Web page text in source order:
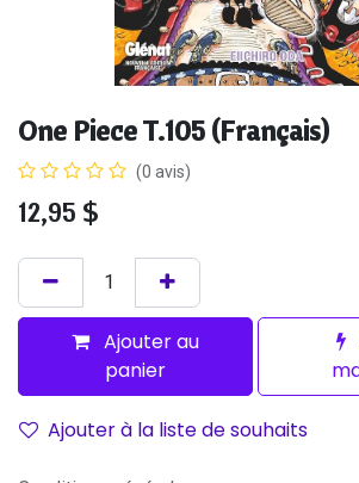
One Piece T.105 (Français)
(0 avis)
12,95 $
Ajouter au
panier
Ajouter à la liste de souhaits